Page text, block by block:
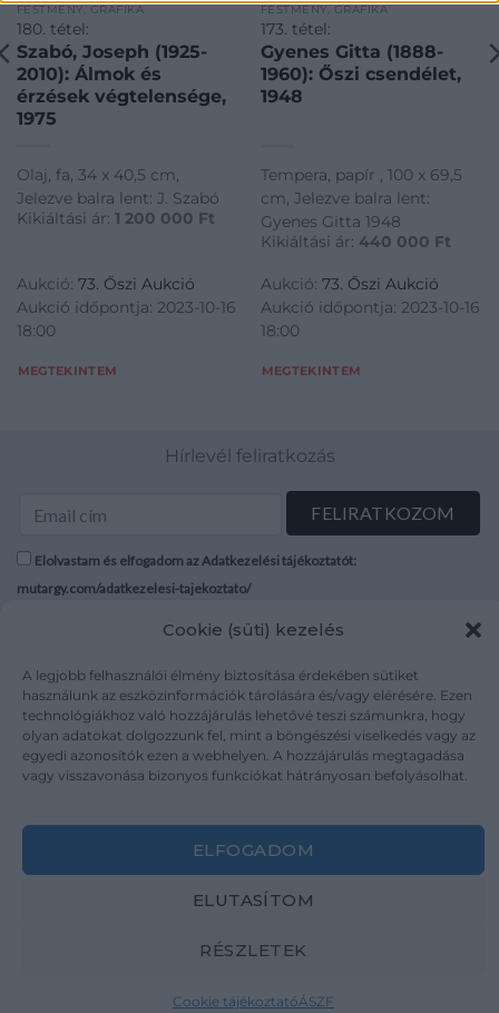
Cookie (süti) kezelés
A legjobb felhasználói élmény biztosítása érdekében sütiket
használunk az eszközinformációk tárolására és/vagy elérésére. Ezen
technológiákhoz való hozzájárulás lehetővé teszi számunkra, hogy
olyan adatokat dolgozzunk fel, mint a böngészési viselkedés vagy az
egyedi azonosítók ezen a webhelyen. A hozzájárulás megtagadása
vagy visszavonása bizonyos funkciókat hátrányosan befolyásolhat.
ELFOGADOM
ELUTASÍTOM
RÉSZLETEK
Cookie tájékoztatóÁSZF
FESTMÉNY, GRAFIKA
180. tétel:
Szabó, Joseph (1925-
2010): Álmok és
érzések végtelensége,
1975
Olaj, fa, 34 x 40,5 cm,
Jelezve balra lent: J. Szabó
Kikiáltási ár: 1 200 000 Ft
Aukció: 73. Őszi Aukció
Aukció időpontja: 2023-10-16
18:00
MEGTEKINTEM
FESTMÉNY, GRAFIKA
173. tétel:
Gyenes Gitta (1888-
1960): Őszi csendélet,
1948
Tempera, papír , 100 x 69,5
cm, Jelezve balra lent:
Gyenes Gitta 1948
Kikiáltási ár: 440 000 Ft
Aukció: 73. Őszi Aukció
Aukció időpontja: 2023-10-16
18:00
MEGTEKINTEM
Hírlevél feliratkozás
Elolvastam és elfogadom az Adatkezelési tájékoztatót:
mutargy.com/adatkezelesi-tajekoztato/
Médiaajánlat
Karrier
Kapcsolat
Áraink
ÁSZF
Adatvédelem
Impresszum